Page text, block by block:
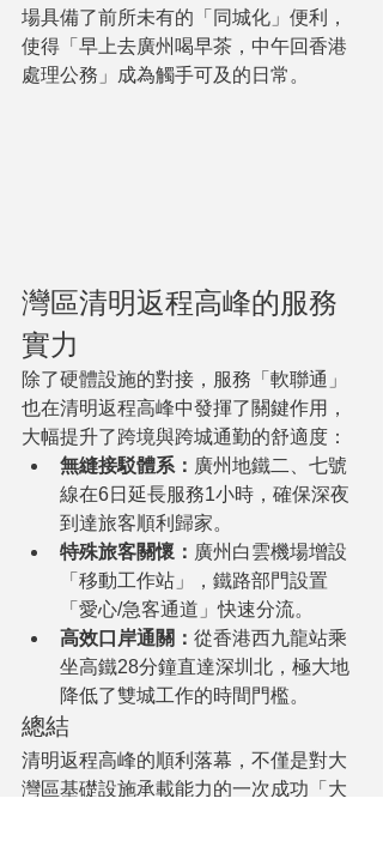
場具備了前所未有的「同城化」便利，
使得「早上去廣州喝早茶，中午回香港
處理公務」成為觸手可及的日常。
灣區清明返程高峰的服務
實力
除了硬體設施的對接，服務「軟聯通」
也在清明返程高峰中發揮了關鍵作用，
大幅提升了跨境與跨城通勤的舒適度：
無縫接駁體系： 廣州地鐵二、七號
線在6日延長服務1小時，確保深夜
到達旅客順利歸家。
特殊旅客關懷： 廣州白雲機場增設
「移動工作站」，鐵路部門設置
「愛心/急客通道」快速分流。
高效口岸通關： 從香港西九龍站乘
坐高鐵28分鐘直達深圳北，極大地
降低了雙城工作的時間門檻。
總結
清明返程高峰的順利落幕，不僅是對大
灣區基礎設施承載能力的一次成功「大